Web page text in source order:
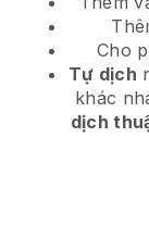
Cho
Tự dịch
khác
dịch